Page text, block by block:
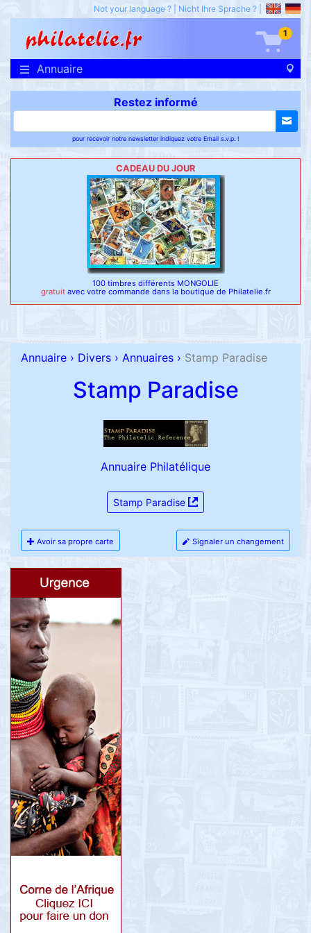
Not your language ? Nicht Ihre Sprache ?
1
Annuaire
Restez informé
pour recevoir notre newsletter indiquez votre Email s.v.p. !
CADEAU DU JOUR
100 timbres différents MONGOLIE
gratuit avec votre commande dans la boutique de Philatelie.fr
Annuaire › Divers › Annuaires › Stamp Paradise
Stamp Paradise
Annuaire Philatélique
Stamp Paradise
Avoir sa propre carte Signaler un changement